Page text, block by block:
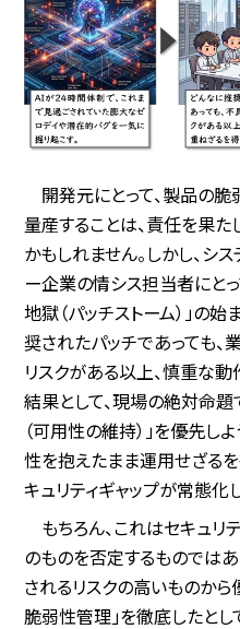
開発元にとって、製品の
量産することは、責任を果
かもしれません。しかし、シ
ー企業の情シス担当者にと
地獄（パッチストーム）」の
奨されたパッチであっても
リスクがある以上、慎重な
結果として、現場の絶対命
（可用性の維持）」を優先し
性を抱えたまま運用せざる
キュリティギャップが常態化
もちろん、これはセキュリ
のものを否定するものではあ
されるリスクの高いものから
脆弱性管理」を徹底したとし